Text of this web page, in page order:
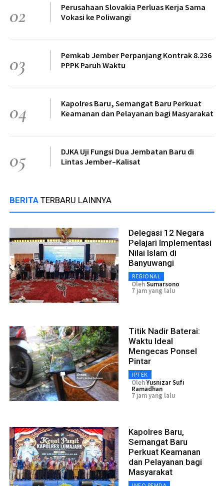
02
Perusahaan Slovakia Perluas Kerja Sama
Vokasi ke Poliwangi
03
Pemkab Jember Perpanjang Kontrak 8.236
PPPK Paruh Waktu
04
Kapolres Baru, Semangat Baru Perkuat
Keamanan dan Pelayanan bagi Masyarakat
05
DJKA Uji Fungsi Dua Jembatan Baru di
Lintas Jember–Kalisat
BERITA TERBARU LAINNYA
Delegasi 12 Negara
Pelajari Implementasi
Nilai Islam di
Banyuwangi
REGIONAL
OlehSumarsono
7 jam yang lalu
Titik Nadir Baterai:
Waktu Ideal
Mengecas Ponsel
Pintar
IPTEK
OlehYusnizar Sufi
Ramadhan
7 jam yang lalu
Kapolres Baru,
Semangat Baru
Perkuat Keamanan
dan Pelayanan bagi
Masyarakat